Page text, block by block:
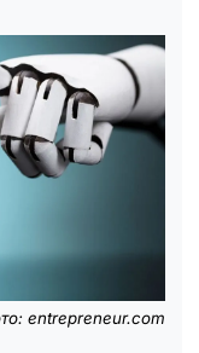
entrepreneur.com